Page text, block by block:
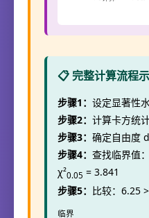
📋 完整计算流程
步骤1： 设定显著性
步骤2： 计算卡方统
步骤3： 确定自由度
步骤4： 查找临界值
χ²0.05 = 3.841
步骤5： 比较：6.25
临界